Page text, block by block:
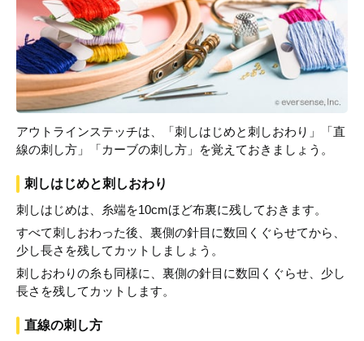
アウトラインステッチは、「刺しはじめと刺しおわり」「直
線の刺し方」「カーブの刺し方」を覚えておきましょう。
刺しはじめと刺しおわり
刺しはじめは、糸端を10cmほど布裏に残しておきます。
すべて刺しおわった後、裏側の針目に数回くぐらせてから、
少し長さを残してカットしましょう。
刺しおわりの糸も同様に、裏側の針目に数回くぐらせ、少し
長さを残してカットします。
直線の刺し方